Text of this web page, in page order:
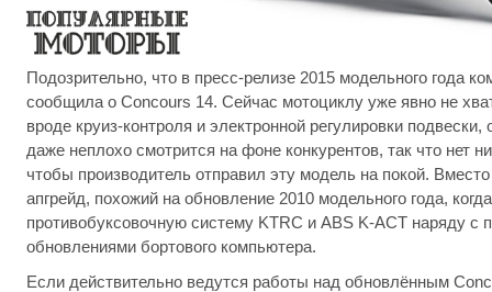
Подозрительно, что в пресс-релизе 2015 модельного года
сообщила о Concours 14. Сейчас мотоциклу уже явно не
вроде круиз-контроля и электронной регулировки
даже неплохо смотрится на фоне конкурентов, так что нет
чтобы производитель отправил эту модель на покой.
апгрейд, похожий на обновление 2010 модельного года,
противобуксовочную систему KTRC и ABS K-ACT наряду с
обновлениями бортового компьютера.
Если действительно ведутся работы над обновлённым